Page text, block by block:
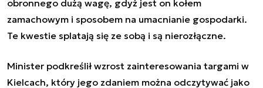
obronnego dużą wagę, gdyż jest on kołem
zamachowym i sposobem na umacnianie gospodarki.
Te kwestie splatają się ze sobą i są nierozłączne.
Minister podkreślił wzrost zainteresowania targami w
Kielcach, który jego zdaniem można odczytywać jako